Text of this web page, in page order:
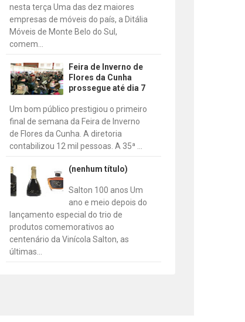
nesta terça Uma das dez maiores
empresas de móveis do país, a Ditália
Móveis de Monte Belo do Sul,
comem...
Feira de Inverno de
Flores da Cunha
prossegue até dia 7
Um bom público prestigiou o primeiro
final de semana da Feira de Inverno
de Flores da Cunha. A diretoria
contabilizou 12 mil pessoas. A 35ª ...
(nenhum título)
Salton 100 anos Um
ano e meio depois do
lançamento especial do trio de
produtos comemorativos ao
centenário da Vinícola Salton, as
últimas...